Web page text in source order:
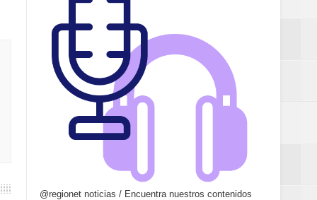
@regionet noticias / Encuentra nuestros contenidos